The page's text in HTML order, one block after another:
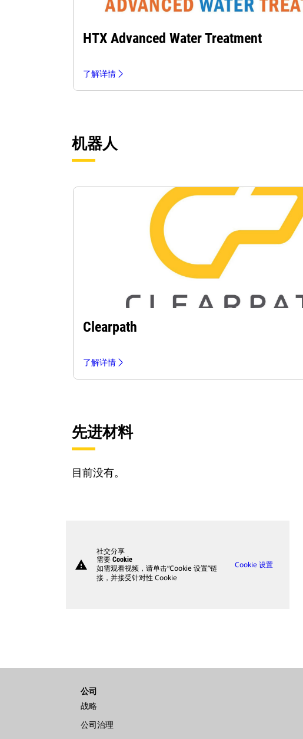
HTX Advanced Water Treatment
了解详情
机器人
Clearpath
了解详情
先进材料
目前没有。
warning
社交分享
需要 Cookie
如需观看视频，请单击“Cookie 设置”链
接，并接受针对性 Cookie
Cookie 设置
公司
战略
公司治理